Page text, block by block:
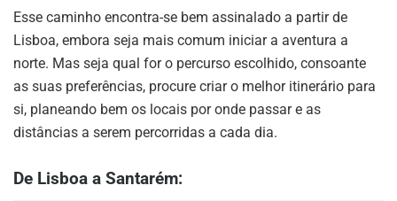
Esse caminho encontra-se bem assinalado a partir de
Lisboa, embora seja mais comum iniciar a aventura a
norte. Mas seja qual for o percurso escolhido, consoante
as suas preferências, procure criar o melhor itinerário para
si, planeando bem os locais por onde passar e as
distâncias a serem percorridas a cada dia.
De Lisboa a Santarém: